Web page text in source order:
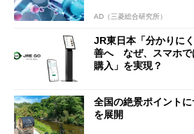
AD（三菱総合研究所）
JR東日本「分かりに
善へ なぜ、スマホで
購入」を実現？
全国の絶景ポイント
を展開